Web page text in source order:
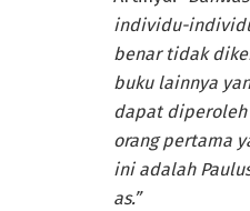
individu-
benar tidak
buku lainnya
dapat diperoleh
orang pertama
ini adalah
as.”